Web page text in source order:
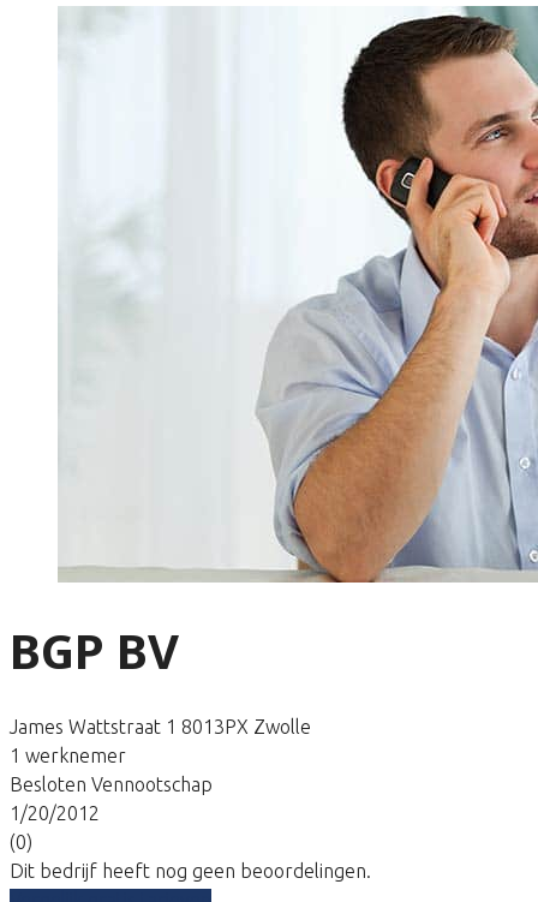
BGP BV
James Wattstraat 1 8013PX Zwolle
1 werknemer
Besloten Vennootschap
1/20/2012
(0)
Dit bedrijf heeft nog geen beoordelingen.